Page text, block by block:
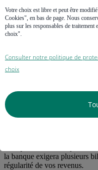
Situation personnelle
confiance.
revenus cumulés permettent
capacité d’emprunt pouvant
la banque exigera plusieurs
régularité de vos revenus.
Votre choix est libre et peut être
Cookies", en bas de page. Nous
plus sur les responsables de
choix".
Consulter notre politique de
choix